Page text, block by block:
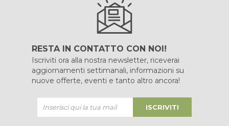
RESTA IN CONTATTO CON NOI!
Iscriviti ora alla nostra newsletter, riceverai
aggiornamenti settimanali, informazioni su
nuove offerte, eventi e tanto altro ancora!
ISCRIVITI